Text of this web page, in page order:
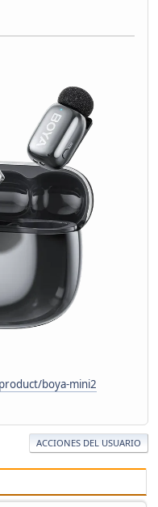
boya-mini2
ACCIONES DEL USUARIO